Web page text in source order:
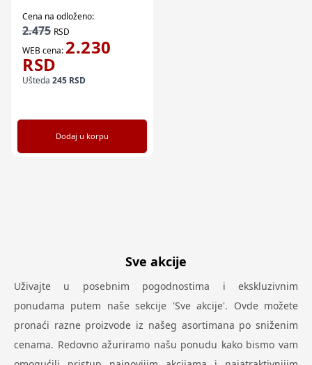
Cena na odloženo:
2.475 RSD
WEB cena: 2.230
RSD
Ušteda 245 RSD
Dodaj u korpu
Sve akcije
Uživajte u posebnim pogodnostima i ekskluzivnim
ponudama putem naše sekcije 'Sve akcije'. Ovde možete
pronaći razne proizvode iz našeg asortimana po sniženim
cenama. Redovno ažuriramo našu ponudu kako bismo vam